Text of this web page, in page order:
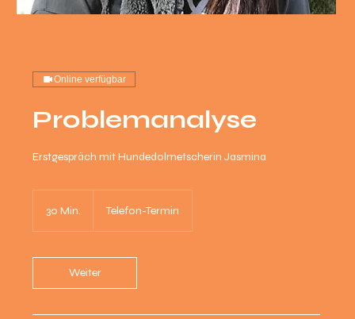
Online verfügbar
Problemanalyse
Erstgespräch mit Hundedolmetscherin Jasmina
30 Min.
i
n
.
Telefon-Termin
Weiter